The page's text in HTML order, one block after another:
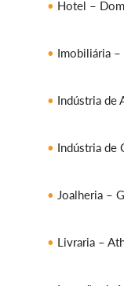
Hotel –
Imobiliária –
Indústria de
Indústria de
Joalheria –
Livraria –